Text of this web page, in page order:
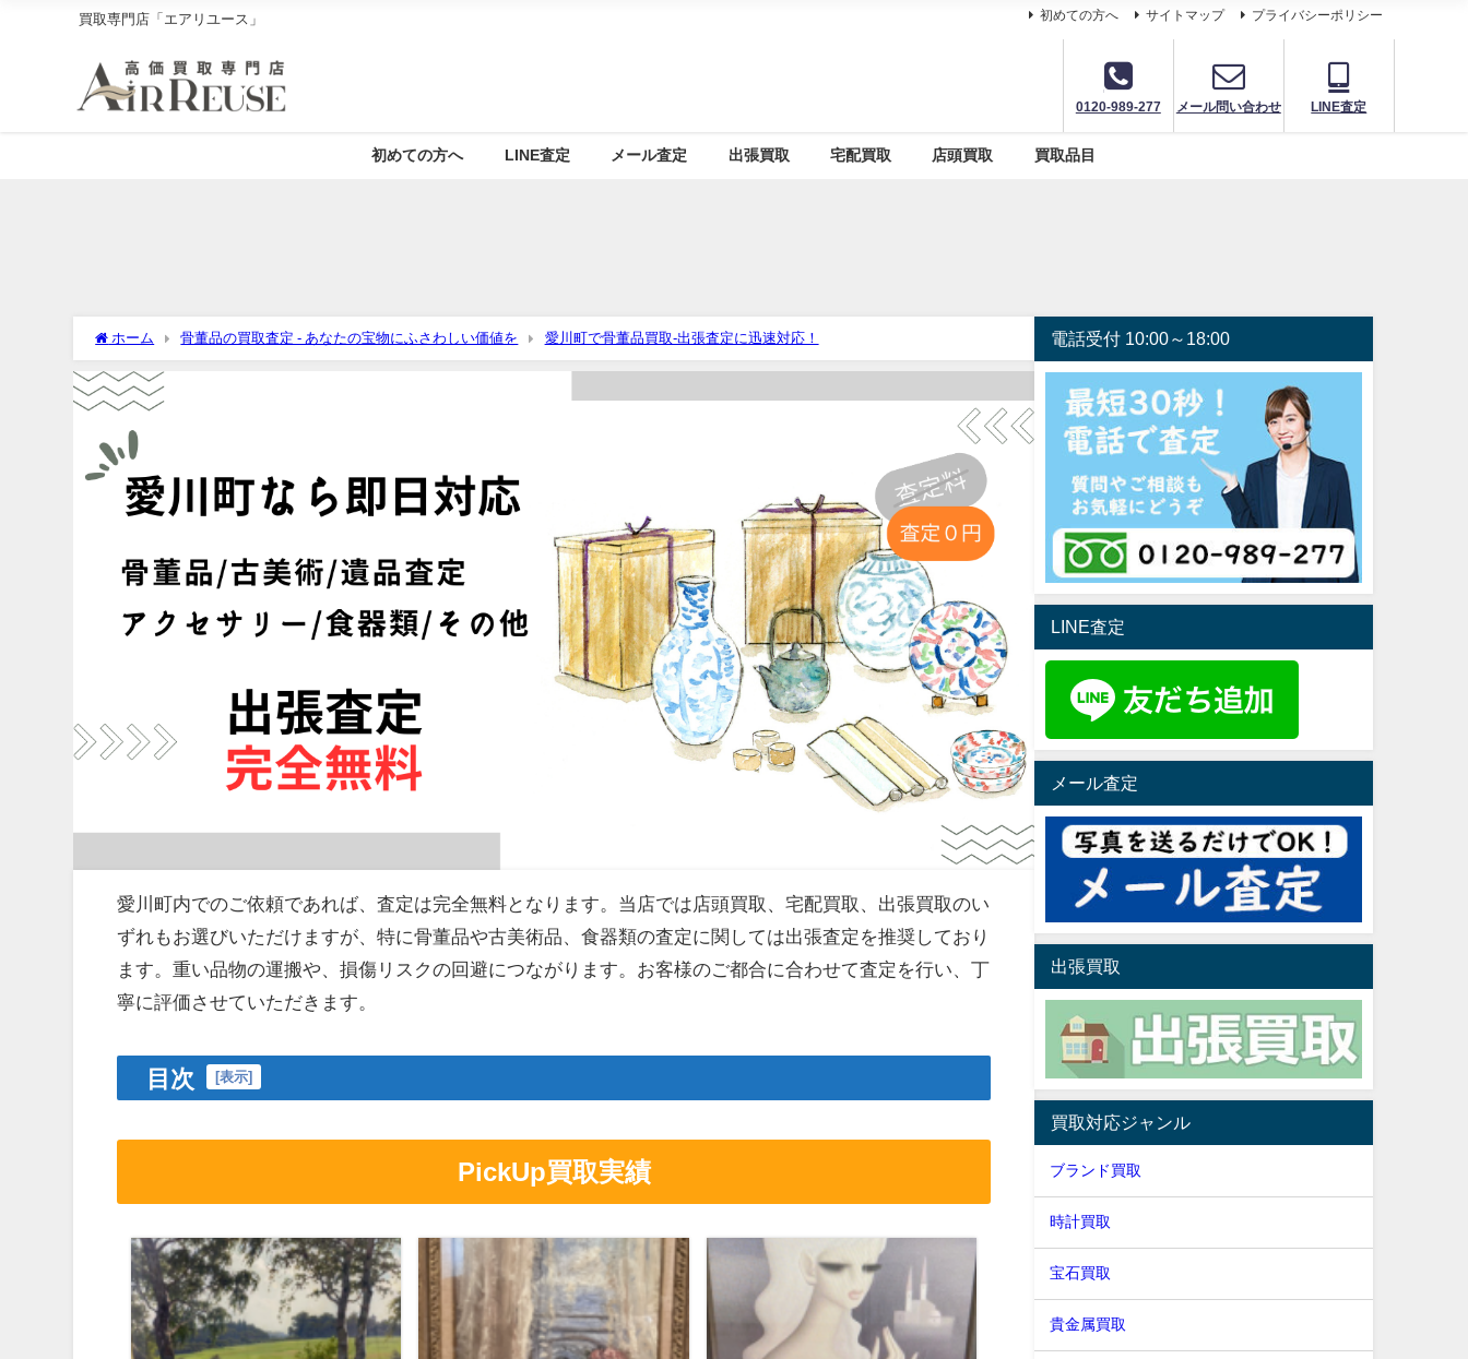
買取専門店「エアリユース」 初めての方へ サイトマップ プライバシーポリシー
0120-989-277 メール問い合わせ LINE査定
初めての方へ LINE査定 メール査定 出張買取 宅配買取 店頭買取 買取品目
ホーム 骨董品の買取査定 - あなたの宝物にふさわしい価値を 愛川町で骨董品買取-出張査定に迅速対応！
愛川町内でのご依頼であれば、査定は完全無料となります。当店では店頭買取、宅配買取、出張買取のい
ずれもお選びいただけますが、特に骨董品や古美術品、食器類の査定に関しては出張査定を推奨しており
ます。重い品物の運搬や、損傷リスクの回避につながります。お客様のご都合に合わせて査定を行い、丁
寧に評価させていただきます。
目次 [表示]
PickUp買取実績
電話受付 10:00～18:00
LINE査定
メール査定
出張買取
買取対応ジャンル
ブランド買取
時計買取
宝石買取
貴金属買取